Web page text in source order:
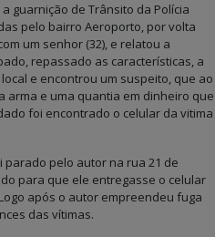
a guarnição de Trânsito da Polícia
pelo bairro Aeroporto, por volta
um senhor (32), e relatou a
repassado as características, a
e encontrou um suspeito, que ao
arma e uma quantia em dinheiro que
foi encontrado o celular da vitima
pelo autor na rua 21 de
para que ele entregasse o celular
após o autor empreendeu fuga
das vítimas.